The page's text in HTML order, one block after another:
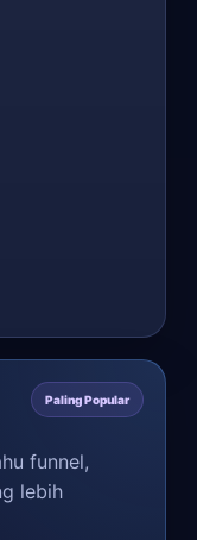
Paling Popular
funnel,
lebih